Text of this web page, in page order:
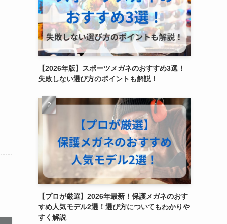
【2026年版】スポーツメガネのおすすめ3選！
失敗しない選び方のポイントも解説！
【プロが厳選】2026年最新！保護メガネのおす
すめ人気モデル2選！選び方についてもわかりや
すく解説